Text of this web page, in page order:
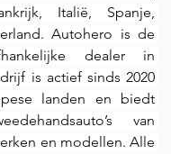
Italië, Spanje,
Autohero is de
dealer in
is actief sinds 2020
landen en biedt
van
en modellen. Alle